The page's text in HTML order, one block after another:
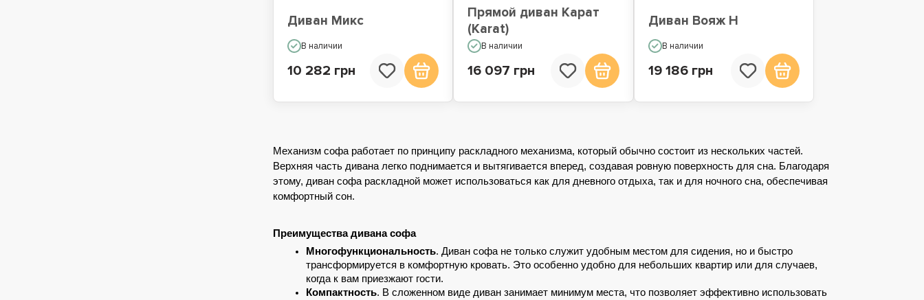
Диван Микс
В наличии
10 282 грн
Прямой диван Карат
(Karat)
В наличии
16 097 грн
Диван Вояж Н
В наличии
19 186 грн
Механизм софа работает по принципу раскладного механизма, который обычно состоит из нескольких частей.
Верхняя часть дивана легко поднимается и вытягивается вперед, создавая ровную поверхность для сна. Благодаря
этому, диван софа раскладной может использоваться как для дневного отдыха, так и для ночного сна, обеспечивая
комфортный сон.
Преимущества дивана софа
Многофункциональность. Диван софа не только служит удобным местом для сидения, но и быстро
трансформируется в комфортную кровать. Это особенно удобно для небольших квартир или для случаев,
когда к вам приезжают гости.
Компактность. В сложенном виде диван занимает минимум места, что позволяет эффективно использовать